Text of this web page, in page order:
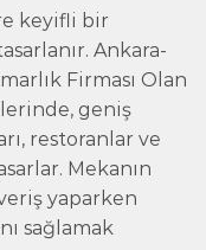
keyifli bir
Ankara-
Firması Olan
geniş
restoranlar ve
Mekanın
yaparken
sağlamak